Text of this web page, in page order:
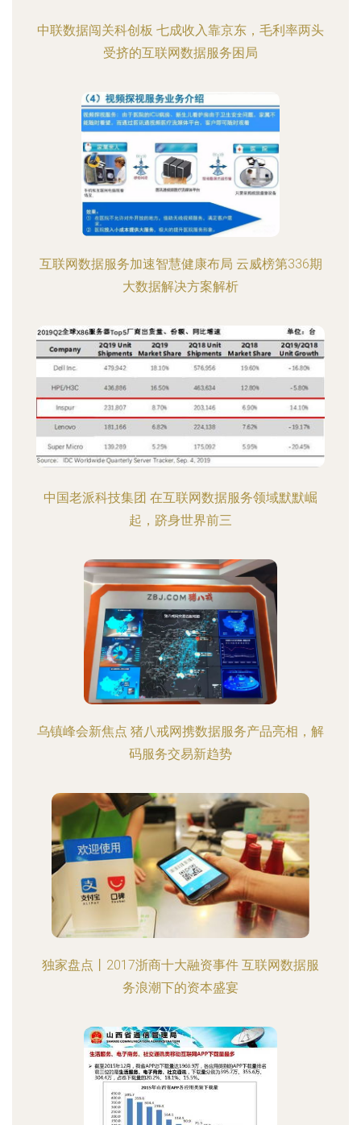
中联数据闯关科创板 七成收入靠京东，毛利率两头
受挤的互联网数据服务困局
互联网数据服务加速智慧健康布局 云威榜第336期
大数据解决方案解析
中国老派科技集团 在互联网数据服务领域默默崛
起，跻身世界前三
乌镇峰会新焦点 猪八戒网携数据服务产品亮相，解
码服务交易新趋势
独家盘点丨2017浙商十大融资事件 互联网数据服
务浪潮下的资本盛宴